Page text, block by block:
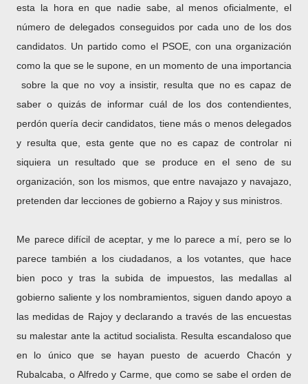
esta la hora en que nadie sabe, al menos oficialmente, el
número de delegados conseguidos por cada uno de los dos
candidatos. Un partido como el PSOE, con una organización
como la que se le supone, en un momento de una importancia
sobre la que no voy a insistir, resulta que no es capaz de
saber o quizás de informar cuál de los dos contendientes,
perdón quería decir candidatos, tiene más o menos delegados
y resulta que, esta gente que no es capaz de controlar ni
siquiera un resultado que se produce en el seno de su
organización, son los mismos, que entre navajazo y navajazo,
pretenden dar lecciones de gobierno a Rajoy y sus ministros.
Me parece difícil de aceptar, y me lo parece a mí, pero se lo
parece también a los ciudadanos, a los votantes, que hace
bien poco y tras la subida de impuestos, las medallas al
gobierno saliente y los nombramientos, siguen dando apoyo a
las medidas de Rajoy y declarando a través de las encuestas
su malestar ante la actitud socialista. Resulta escandaloso que
en lo único que se hayan puesto de acuerdo Chacón y
Rubalcaba, o Alfredo y Carme, que como se sabe el orden de